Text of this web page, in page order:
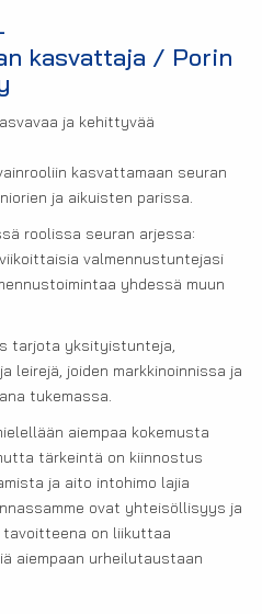
kasvattaja / Porin
ja kehittyvää
kasvattamaan seuran
ja aikuisten parissa.
roolissa seuran arjessa:
valmennustuntejasi
yhdessä muun
tarjota yksityistunteja,
leirejä, joiden markkinoinnissa ja
tukemassa.
aiempaa kokemusta
tärkeintä on kiinnostus
ja aito intohimo lajia
ovat yhteisöllisyys ja
tavoitteena on liikuttaa
aiempaan urheilutaustaan